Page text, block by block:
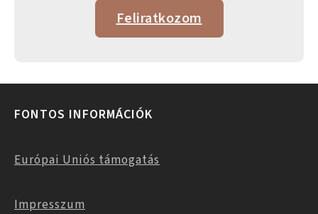
Feliratkozom
FONTOS INFORMÁCIÓK
Európai Uniós támogatás
Impresszum